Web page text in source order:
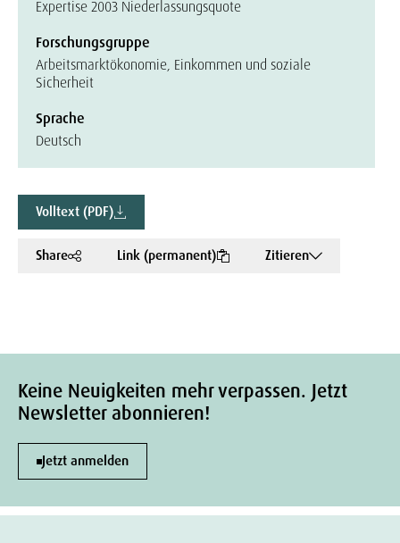
Expertise 2003 Niederlassungsquote
Forschungsgruppe
Arbeitsmarktökonomie, Einkommen und soziale
Sicherheit
Sprache
Deutsch
Volltext (PDF)
Share Link (permanent) Zitieren
Keine Neuigkeiten mehr verpassen. Jetzt
Newsletter abonnieren!
Jetzt anmelden